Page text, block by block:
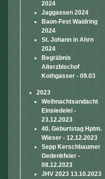
2024
Jaggassen 2024
Baon-Fest Waidring
2024
St. Johann in Ahrn
2024
Begräbnis
Alterzbischof
Kothgasser - 09.03
2023
Weihnachtsandacht
Einsiedelei -
23.12.2023
40. Geburtstag Hptm.
Wieser - 12.12.2023
Sepp Kerschbaumer
Gedenkfeier -
08.12.2023
JHV 2023 13.10.2023